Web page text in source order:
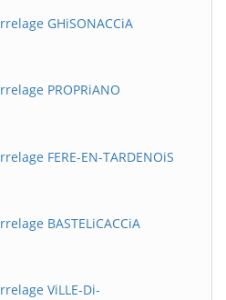
GHiSONACCiA
PROPRiANO
FERE-EN-TARDENOiS
BASTELiCACCiA
ViLLE-Di-